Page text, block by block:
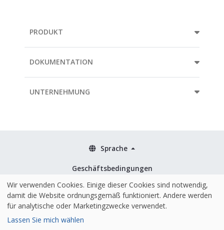
PRODUKT
DOKUMENTATION
UNTERNEHMUNG
Geschäftsbedingungen
Richtlinien
Sicherheit & ISO 27001
Sprache
Wir verwenden Cookies. Einige dieser Cookies sind notwendig,
damit die Website ordnungsgemäß funktioniert. Andere werden
für analytische oder Marketingzwecke verwendet.
Lassen Sie mich wählen